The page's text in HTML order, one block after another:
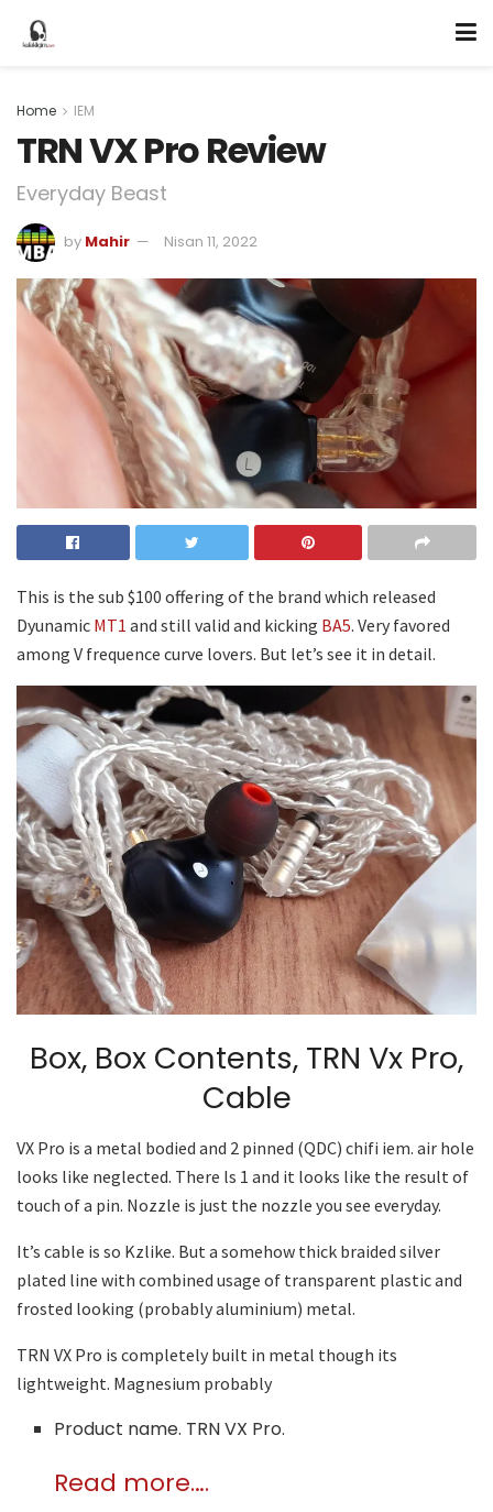
Home IEM
TRN VX Pro Review
Everyday Beast
by Mahir Nisan 11, 2022
This is the sub $100 offering of the brand which released
Dyunamic MT1 and still valid and kicking BA5. Very favored
among V frequence curve lovers. But let’s see it in detail.
Box, Box Contents, TRN Vx Pro,
Cable
VX Pro is a metal bodied and 2 pinned (QDC) chifi iem. air hole
looks like neglected. There ls 1 and it looks like the result of
touch of a pin. Nozzle is just the nozzle you see everyday.
It’s cable is so Kzlike. But a somehow thick braided silver
plated line with combined usage of transparent plastic and
frosted looking (probably aluminium) metal.
TRN VX Pro is completely built in metal though its
lightweight. Magnesium probably
Product name. TRN VX Pro.
Read more….